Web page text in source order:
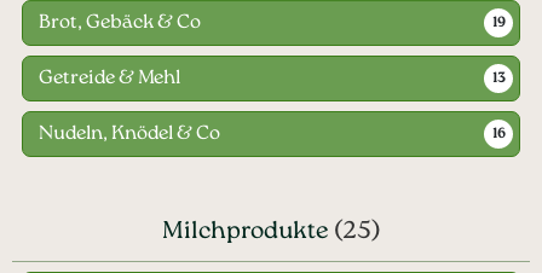
Brot, Gebäck & Co 19
Getreide & Mehl 13
Nudeln, Knödel & Co 16
Milchprodukte (25)